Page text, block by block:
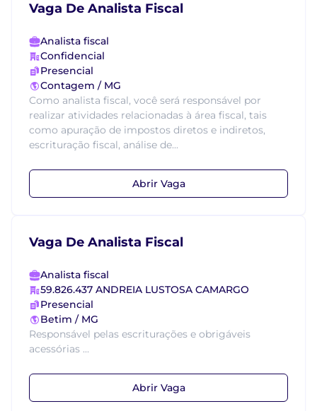
Vaga De Analista Fiscal
Analista fiscal
Confidencial
Presencial
Contagem / MG
Como analista fiscal, você será responsável por
realizar atividades relacionadas à área fiscal, tais
como apuração de impostos diretos e indiretos,
escrituração fiscal, análise de...
Abrir Vaga
Vaga De Analista Fiscal
Analista fiscal
59.826.437 ANDREIA LUSTOSA CAMARGO
Presencial
Betim / MG
Responsável pelas escriturações e obrigáveis
acessórias ...
Abrir Vaga